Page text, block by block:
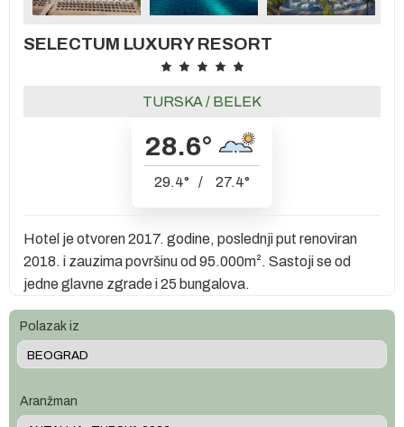
SELECTUM LUXURY RESORT
TURSKA/ BELEK
28.6°
29.4° / 27.4°
Hotel je otvoren 2017. godine, poslednji put renoviran
2018. i zauzima površinu od 95.000m². Sastoji se od
jedne glavne zgrade i 25 bungalova.
Polazak iz
Aranžman